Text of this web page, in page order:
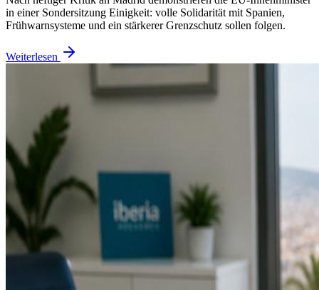
in einer Sondersitzung Einigkeit: volle Solidarität mit Spanien,
Frühwarnsysteme und ein stärkerer Grenzschutz sollen folgen.
Weiterlesen